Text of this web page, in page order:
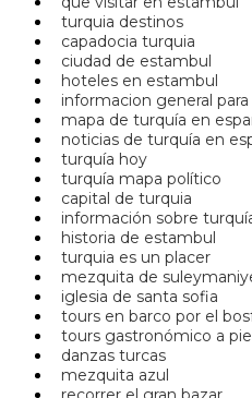
turquia destinos
capadocia turquia
ciudad de estambul
hoteles en estambul
informacion general
mapa de turquía en
noticias de turquía en
turquía hoy
turquía mapa político
capital de turquia
información sobre
historia de estambul
turquia es un placer
mezquita de
iglesia de santa sofia
tours en barco por el
tours gastronómico a pie
danzas turcas
mezquita azul